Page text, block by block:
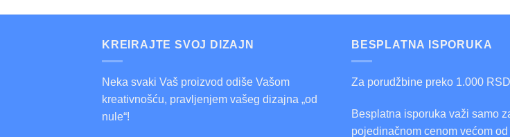
KREIRAJTE SVOJ DIZAJN
Neka svaki Vaš proizvod odiše Vašom
kreativnošću, pravljenjem vašeg dizajna „od
nule“!
BESPLATNA ISPORUKA
Za porudžbine preko 1.000
Besplatna isporuka važi samo
pojedinačnom cenom većom